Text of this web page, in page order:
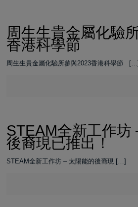
周生生貴金屬化驗
香港科學節
周生生貴金屬化驗所參與2023香港科學節 […]
STEAM全新工作坊
後裔現已推出！
STEAM全新工作坊 – 太陽能的後裔現 […]